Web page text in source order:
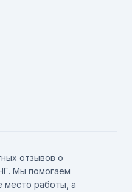
отзывов о
Мы помогаем
место работы, а